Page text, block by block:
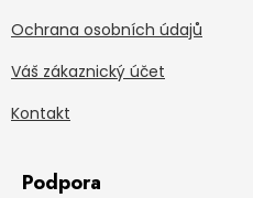
Ochrana osobních údajů
Váš zákaznický účet
Kontakt
Podpora